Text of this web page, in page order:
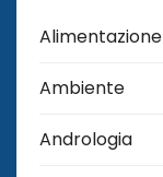
Alimentazione
Ambiente
Andrologia